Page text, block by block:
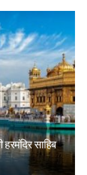
साहिब